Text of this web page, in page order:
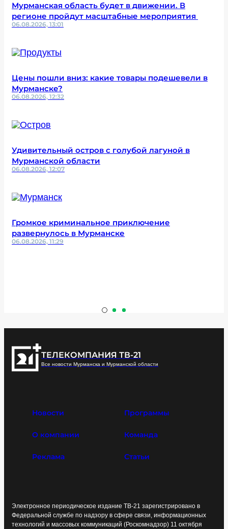
Мурманская область будет в движении. В
регионе пройдут масштабные мероприятия
06.08.2026, 13:01
Цены пошли вниз: какие товары подешевели в
Мурманске?
06.08.2026, 12:32
Удивительный остров с голубой лагуной в
Мурманской области
06.08.2026, 12:07
Громкое криминальное приключение
развернулось в Мурманске
06.08.2026, 11:29
ТЕЛЕКОМПАНИЯ ТВ-21
Все новости Мурманска и Мурманской области
Новости Программы
О компании Команда
Реклама Статьи
Электронное периодическое издание ТВ-21 зарегистрировано в
Федеральной службе по надзору в сфере связи, информационных
технологий и массовых коммуникаций (Роскомнадзор) 11 октября